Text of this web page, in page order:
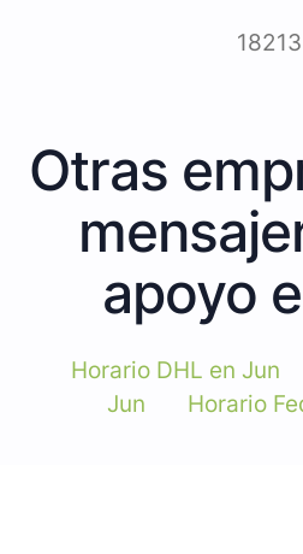
18213
Otras
apoyo
Horario DHL en Jun
Jun
Horario